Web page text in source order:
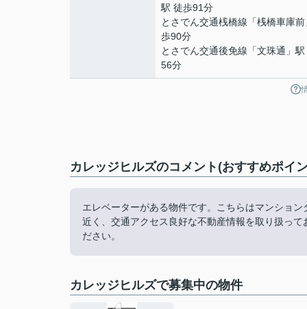
駅 徒歩91分
とさでん交通桟橋線 「桟橋車庫前
歩90分
とさでん交通後免線 「文珠通 」
56分
カレッジヒルズのコメント(おすすめポイ
エレベーターがある物件です。こちらはマンショ
近く、交通アクセス良好な不動産情報を取り扱っ
ださい。
カレッジヒルズで募集中の物件